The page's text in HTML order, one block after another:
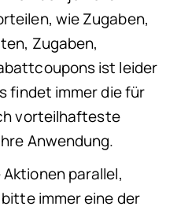
wie Zugaben,
Zugaben,
ist leider
findet immer die für
vorteilhafteste
Anwendung.
parallel,
immer eine der